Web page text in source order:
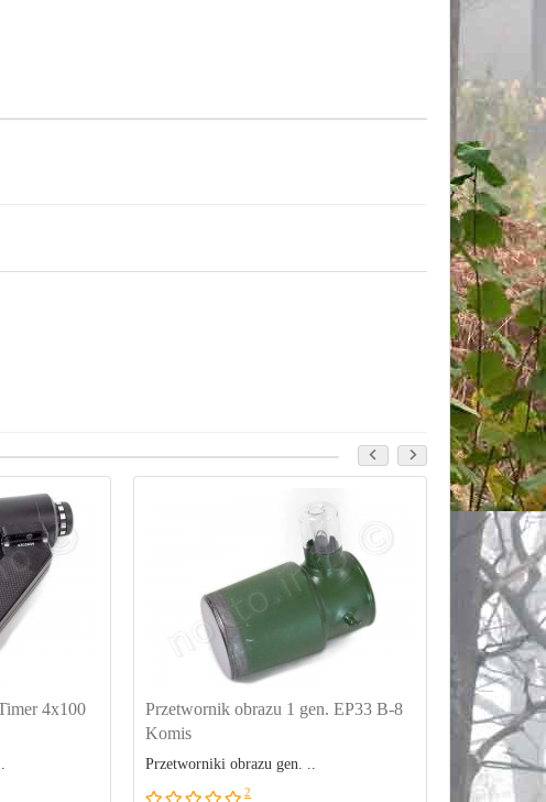
4x100
Przetwornik obrazu 1 gen. EP33 B-8
Komis
Przetworniki obrazu gen. ..
2
Nasadka
obiektyw +
Wystawiono